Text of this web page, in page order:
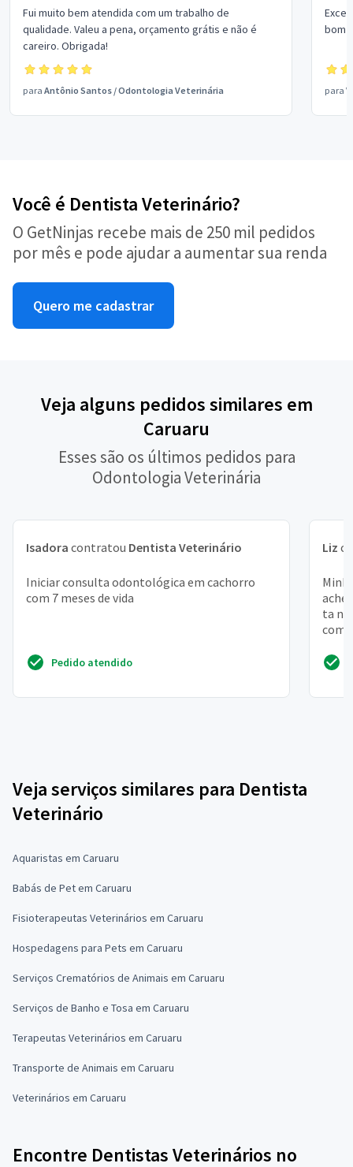
Fui muito bem atendida com um trabalho de
qualidade. Valeu a pena, orçamento grátis e não é
careiro. Obrigada!
para Antônio Santos /Odontologia Veterinária
bom
para
Você é Dentista Veterinário?
O GetNinjas recebe mais de 250 mil pedidos
por mês e pode ajudar a aumentar sua renda
Quero me cadastrar
Veja alguns pedidos similares em
Caruaru
Esses são os últimos pedidos para
Odontologia Veterinária
Isadora contratou Dentista Veterinário
Iniciar consulta odontológica em cachorro
com 7 meses de vida
Pedido atendido
Liz
ta
Veja serviços similares para Dentista
Veterinário
Aquaristas em Caruaru
Babás de Pet em Caruaru
Fisioterapeutas Veterinários em Caruaru
Hospedagens para Pets em Caruaru
Serviços Crematórios de Animais em Caruaru
Serviços de Banho e Tosa em Caruaru
Terapeutas Veterinários em Caruaru
Transporte de Animais em Caruaru
Veterinários em Caruaru
Encontre Dentistas Veterinários no